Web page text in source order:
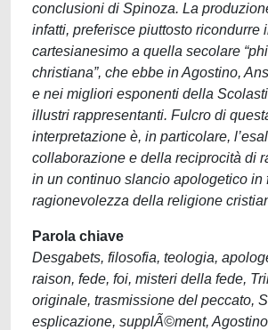
conclusioni di Spinoza. La
infatti, preferisce piuttosto ricondurre
cartesianesimo a quella secolare
christiana”, che ebbe in Agostino,
e nei migliori esponenti della
illustri rappresentanti. Fulcro di
interpretazione è, in particolare,
collaborazione e della reciprocità di
in un continuo slancio apologetico in
ragionevolezza della religione
Parola chiave
Desgabets, filosofia, teologia,
raison, fede, foi, misteri della fede,
originale, trasmissione del peccato,
esplicazione, supplÃ©ment,